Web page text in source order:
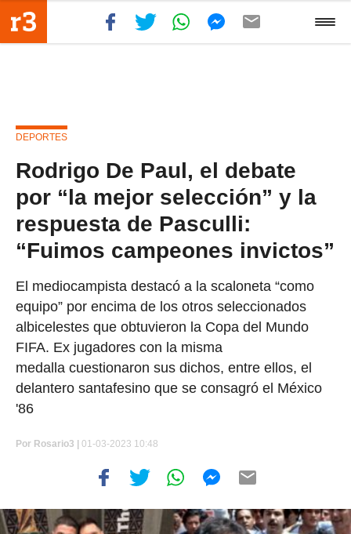
DEPORTES
Rodrigo De Paul, el debate
por “la mejor selección” y la
respuesta de Pasculli:
“Fuimos campeones invictos”
El mediocampista destacó a la scaloneta “como
equipo” por encima de los otros seleccionados
albicelestes que obtuvieron la Copa del Mundo
FIFA. Ex jugadores con la misma
medalla cuestionaron sus dichos, entre ellos, el
delantero santafesino que se consagró el México
'86
Por Rosario3 | 01-03-2023 10:48